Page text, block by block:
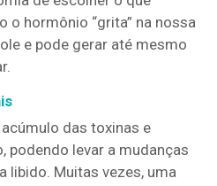
o hormônio “grita” na nossa
e pode gerar até mesmo
das toxinas e
podendo levar a mudanças
libido. Muitas vezes, uma